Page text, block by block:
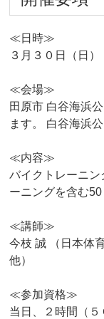
≪日時≫
３月３０日（日
≪会場≫
田原市 白谷海浜
ます。 白谷海浜
≪内容≫
バイクトレーニ
ーニングを含む50
≪講師≫
今枝 誠 （日本体
他）
≪参加資格≫
当日、２時間（